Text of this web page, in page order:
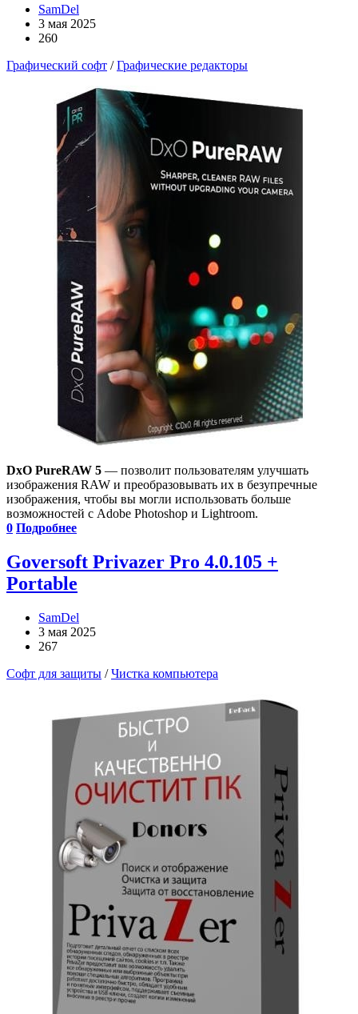
SamDel
3 мая 2025
260
Графический софт /Графические редакторы
DxO PureRAW 5 — позволит пользователям улучшать
изображения RAW и преобразовывать их в безупречные
изображения, чтобы вы могли использовать больше
возможностей с Adobe Photoshop и Lightroom.
0 Подробнее
Goversoft Privazer Pro 4.0.105 +
Portable
SamDel
3 мая 2025
267
Софт для защиты /Чистка компьютера